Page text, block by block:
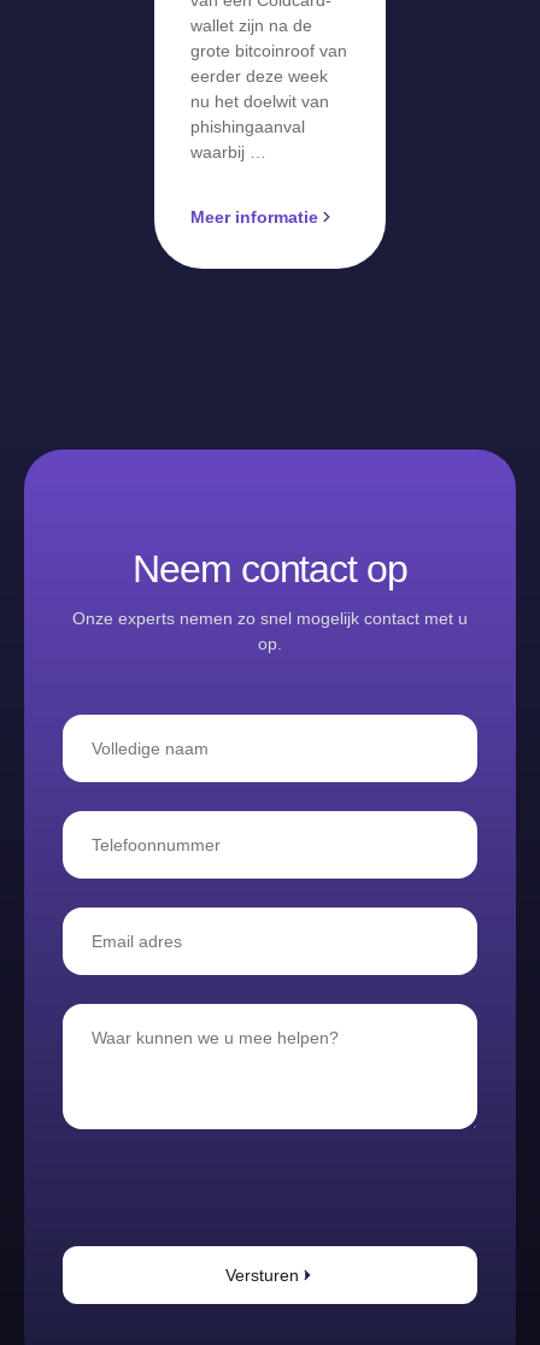
wallet zijn na de
grote bitcoinroof van
eerder deze week
nu het doelwit van
phishingaanval
waarbij …
Meer informatie
Neem contact op
Onze experts nemen zo snel mogelijk contact met u
op.
Versturen